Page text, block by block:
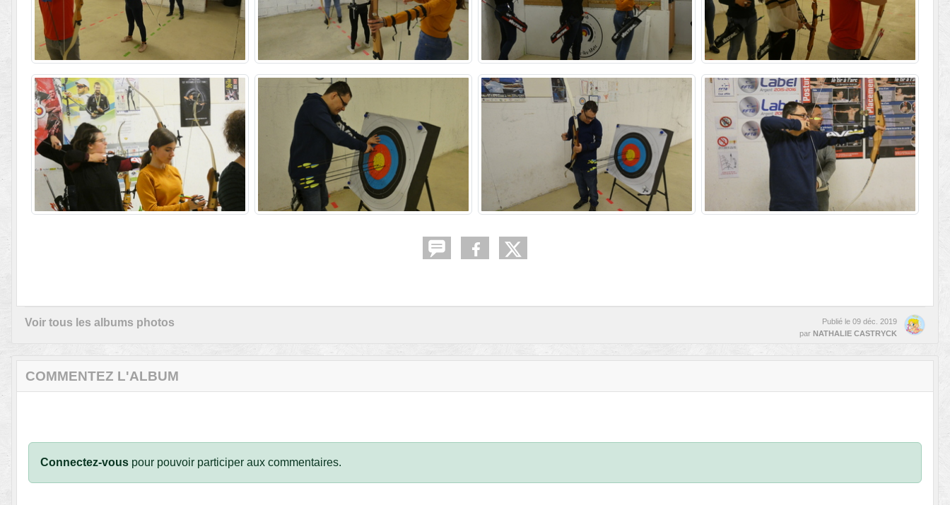
Voir tous les albums photos Publié le 09 déc. 2019
par NATHALIE CASTRYCK
COMMENTEZ L'ALBUM
Connectez-vous pour pouvoir participer aux commentaires.